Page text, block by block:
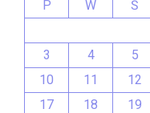
P W Ś
3
4 5
10
11 12
17
18 19